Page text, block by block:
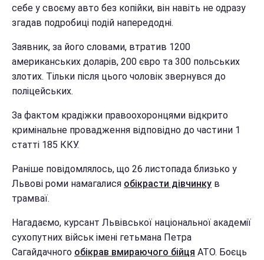
себе у своєму авто без копійки, він навіть не одразу
згадав подробиці подій напередодні.
Заявник, за його словами, втратив 1200
американських доларів, 200 євро та 300 польських
злотих. Тільки після цього чоловік звернувся до
поліцейських.
За фактом крадіжки правоохоронцями відкрито
кримінальне провадження відповідно до частини 1
статті 185 ККУ.
Раніше повідомлялось, що 26 листопада близько у
Львові роми намагалися обікрасти дівчинку в
трамваї.
Нагадаємо, курсант Львівської національної академії
сухопутних військ імені гетьмана Петра
Сагайдачного обікрав вмираючого бійця АТО. Боєць